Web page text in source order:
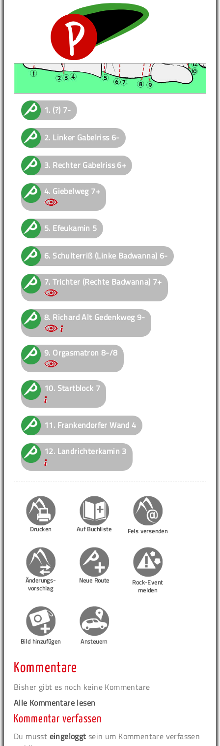
1. (?) 7-
2. Linker Gabelriss6-
3. Rechter Gabelriss6+
4. Giebelweg7+
5. Efeukamin 5
6. Schulterriß (Linke Badwanna) 6-
7.Trichter (Rechte Badwanna) 7+
8. Richard Alt Gedenkweg9-
9. Orgasmatron 8-/8
10. Startblock 7
11. Frankendorfer Wand 4
12. Landrichterkamin 3
Drucken Auf Buchliste Fels versenden
Änderungs-
vorschlag
Neue Route
Rock-Event
melden
Bild hinzufügen Ansteuern
Kommentare
Bisher gibt es noch keine Kommentare
Alle Kommentare lesen
Kommentar verfassen
Du musst eingeloggt sein um Kommentare verfassen